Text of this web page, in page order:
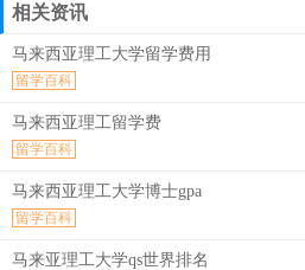
相关资讯
马来西亚理工大学留学费用
留学百科
马来西亚理工留学费
留学百科
马来西亚理工大学博士gpa
留学百科
马来亚理工大学qs世界排名